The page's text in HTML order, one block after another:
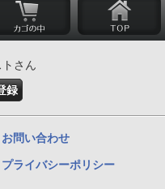
さん
録
お問い合わせ
プライバシーポリシー